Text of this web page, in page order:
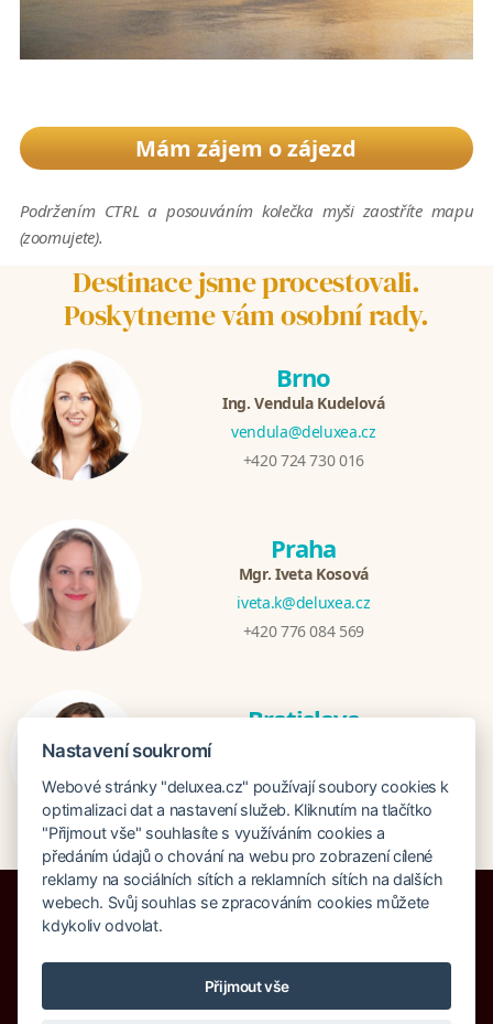
Mám zájem o zájezd
Podržením CTRL a posouváním kolečka myši zaostříte mapu
(zoomujete).
Destinace jsme procestovali.
Poskytneme vám osobní rady.
Brno
Ing. Vendula Kudelová
vendula@deluxea.cz
+420 724 730 016
Praha
Mgr. Iveta Kosová
iveta.k@deluxea.cz
+420 776 084 569
Bratislava
+421 948 759 074
Pojištění proti úpadku 125 000 000 Kč
Nastavení soukromí
Webové stránky "deluxea.cz" používají soubory cookies k
optimalizaci dat a nastavení služeb. Kliknutím na tlačítko
"Přijmout vše" souhlasíte s využíváním cookies a
předáním údajů o chování na webu pro zobrazení cílené
reklamy na sociálních sítích a reklamních sítích na dalších
webech. Svůj souhlas se zpracováním cookies můžete
kdykoliv odvolat.
Přijmout vše